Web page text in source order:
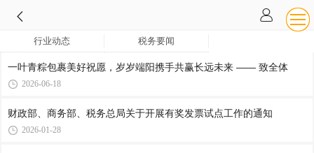
行业动态 税务要闻
一叶青粽包裹美好祝愿，岁岁端阳携手共赢长远未来 —— 致全体
2026-06-18
财政部、商务部、税务总局关于开展有奖发票试点工作的通知
2026-01-28